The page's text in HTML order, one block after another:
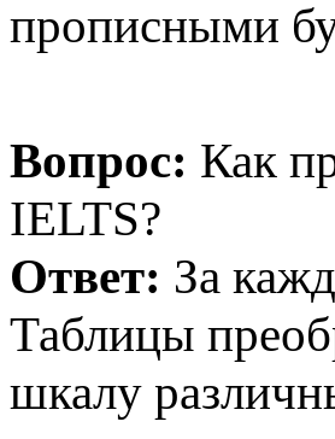
прописными
Вопрос: Как
IELTS?
Ответ: За
Таблицы
шкалу